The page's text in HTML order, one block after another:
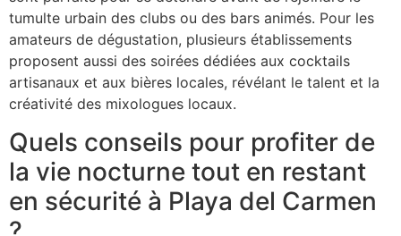
tumulte urbain des clubs ou des bars animés. Pour les
amateurs de dégustation, plusieurs établissements
proposent aussi des soirées dédiées aux cocktails
artisanaux et aux bières locales, révélant le talent et la
créativité des mixologues locaux.
Quels conseils pour profiter de
la vie nocturne tout en restant
en sécurité à Playa del Carmen